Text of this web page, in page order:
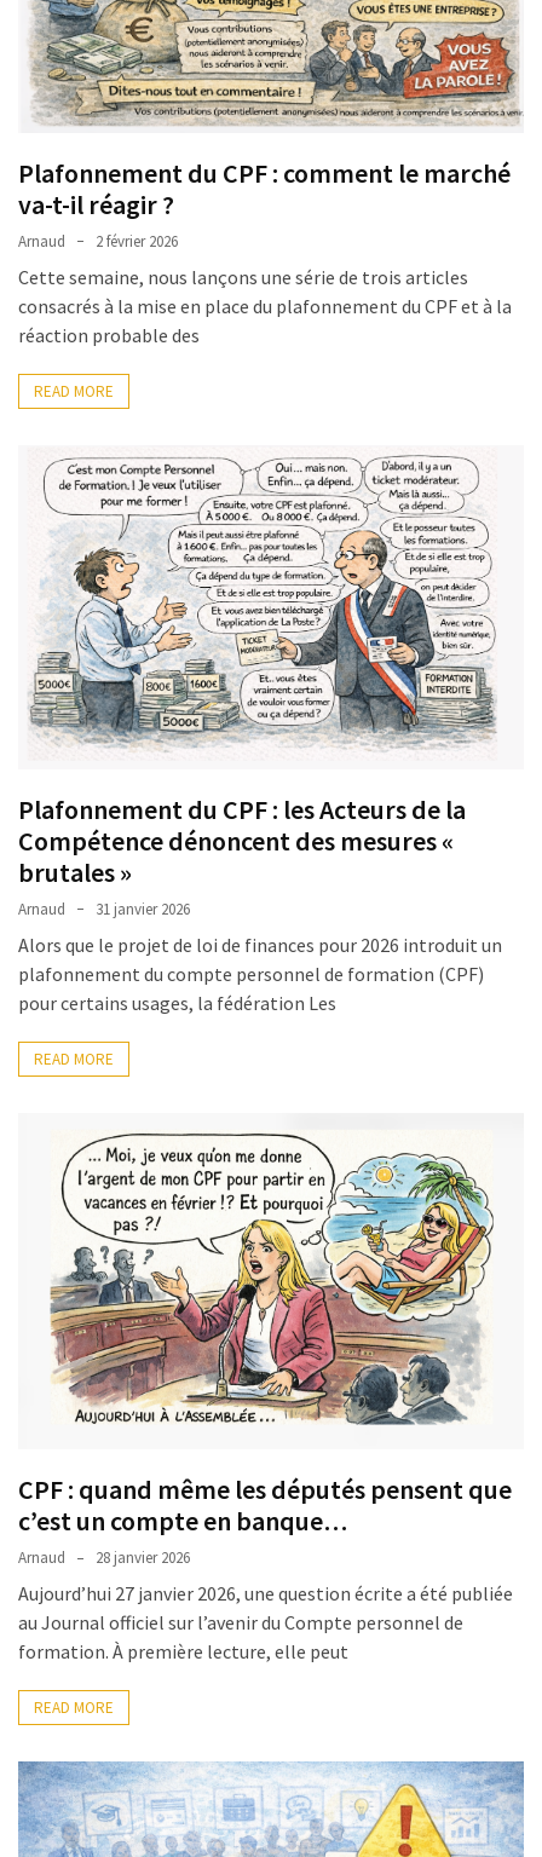
Plafonnement du CPF : comment le marché
va-t-il réagir ?
Arnaud 2 février 2026
Cette semaine, nous lançons une série de trois articles
consacrés à la mise en place du plafonnement du CPF et à la
réaction probable des
READ MORE
Plafonnement du CPF : les Acteurs de la
Compétence dénoncent des mesures «
brutales »
Arnaud 31 janvier 2026
Alors que le projet de loi de finances pour 2026 introduit un
plafonnement du compte personnel de formation (CPF)
pour certains usages, la fédération Les
READ MORE
CPF : quand même les députés pensent que
c’est un compte en banque…
Arnaud 28 janvier 2026
Aujourd’hui 27 janvier 2026, une question écrite a été publiée
au Journal officiel sur l’avenir du Compte personnel de
formation. À première lecture, elle peut
READ MORE